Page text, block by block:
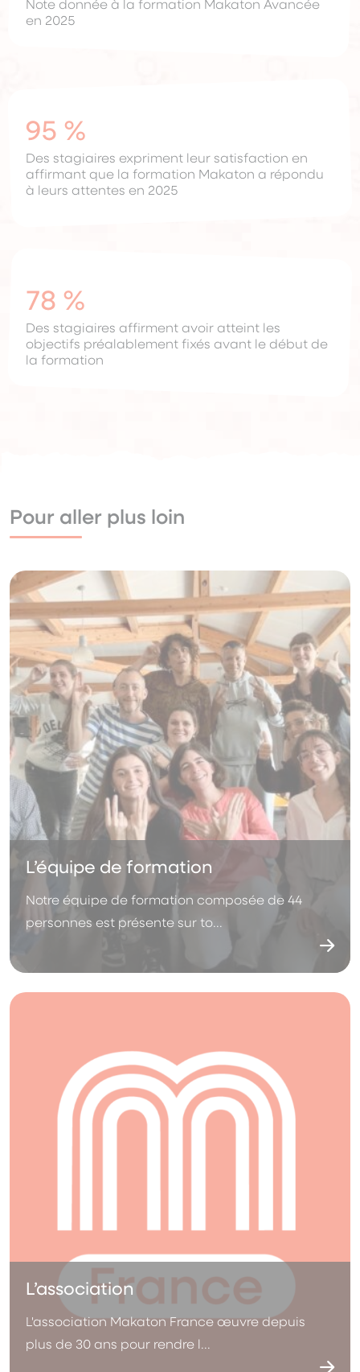
Note donnée à la formation Makaton Avancée
en 2025
95 %
Des stagiaires expriment leur satisfaction en
affirmant que la formation Makaton a répondu
à leurs attentes en 2025
78 %
Des stagiaires affirment avoir atteint les
objectifs préalablement fixés avant le début de
la formation
Pour aller plus loin
L’équipe de formation
Notre équipe de formation composée de 44
personnes est présente sur to...
L’association
L'association Makaton France œuvre depuis
plus de 30 ans pour rendre l...